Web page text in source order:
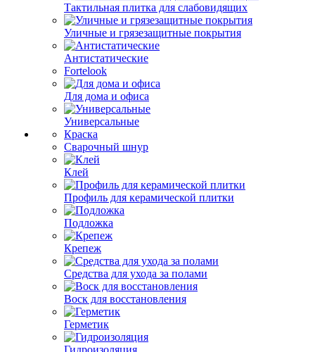
Тактильная плитка для слабовидящих
Уличные и грязезащитные покрытия
Антистатические
Fortelook
Для дома и офиса
Универсальные
Краска
Сварочный шнур
Клей
Профиль для керамической плитки
Подложка
Крепеж
Средства для ухода за полами
Воск для восстановления
Герметик
Гидроизоляция